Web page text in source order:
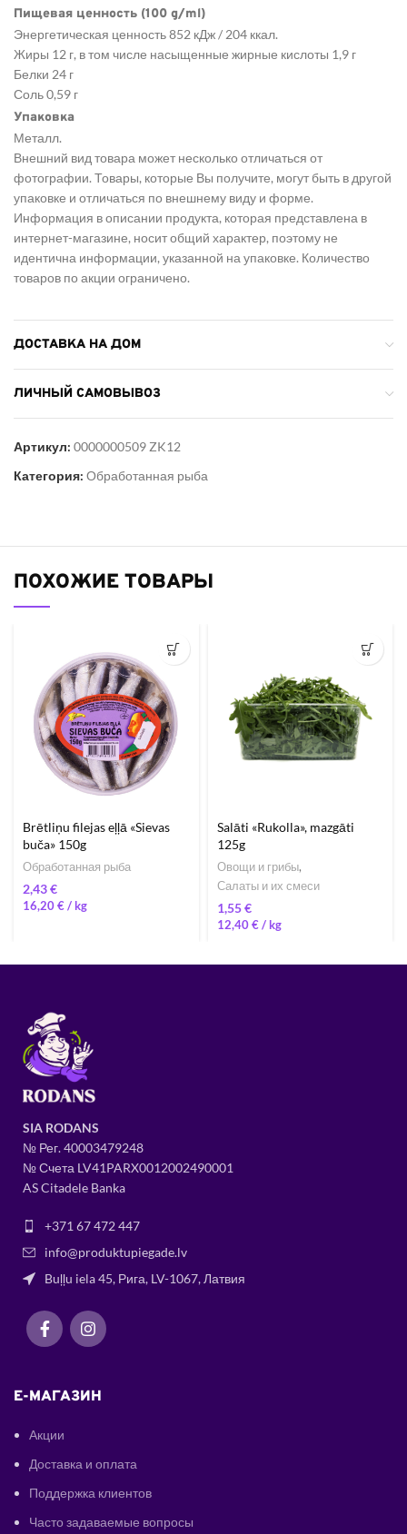
Пищевая ценность (100 g/ml)
Энергетическая ценность 852 кДж / 204 ккал.
Жиры 12 г, в том числе насыщенные жирные кислоты 1,9 г
Белки 24 г
Соль 0,59 г
Упаковка
Металл.
Внешний вид товара может несколько отличаться от
фотографии. Товары, которые Вы получите, могут быть в другой
упаковке и отличаться по внешнему виду и форме.
Информация в описании продукта, которая представлена в
интернет-магазине, носит общий характер, поэтому не
идентична информации, указанной на упаковке. Количество
товаров по акции ограничено.
ДОСТАВКА НА ДОМ
ЛИЧНЫЙ САМОВЫВОЗ
Артикул: 0000000509 ZK12
Категория: Обработанная рыба
ПОХОЖИЕ ТОВАРЫ
Brētliņu filejas eļļā «Sievas
buča» 150g
Обработанная рыба
€
16,20€/
Salāti «Rukolla», mazgāti
125g
Овощи и грибы,
Салаты и их смеси
€
12,40€ /
SIA RODANS
№ Рег.40003479248
№ Счета LV41PARX0012002490001
AS Citadele Banka
+371 67 472 447
info@produktupiegade.lv
Buļļu iela 45, Рига, LV-1067, Латвия
E-МАГАЗИН
Акции
Доставка и оплата
Поддержка клиентов
Часто задаваемые вопросы